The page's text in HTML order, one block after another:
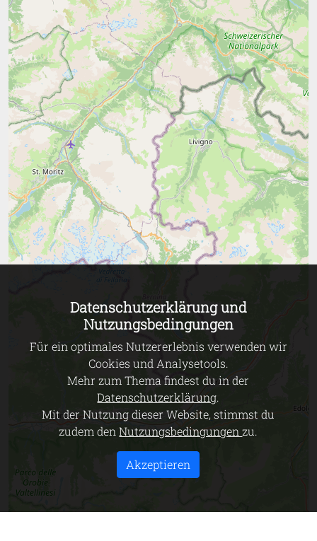
Datenschutzerklärung und
Nutzungsbedingungen
Für ein optimales Nutzererlebnis verwenden wir
Cookies und Analysetools.
Mehr zum Thema findest du in der
Datenschutzerklärung.
Mit der Nutzung dieser Website, stimmst du
zudem denNutzungsbedingungenzu.
Akzeptieren